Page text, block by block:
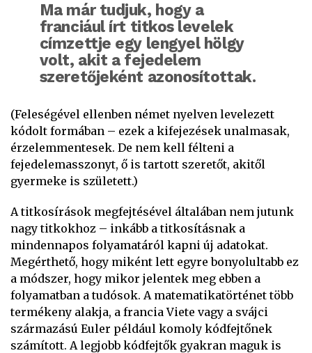
Ma már tudjuk, hogy a
franciául írt titkos levelek
címzettje egy lengyel hölgy
volt, akit a fejedelem
szeretőjeként azonosítottak.
(Feleségével ellenben német nyelven levelezett
kódolt formában – ezek a kifejezések unalmasak,
érzelemmentesek. De nem kell félteni a
fejedelemasszonyt, ő is tartott szeretőt, akitől
gyermeke is született.)
A titkosírások megfejtésével általában nem jutunk
nagy titkokhoz – inkább a titkosításnak a
mindennapos folyamatáról kapni új adatokat.
Megérthető, hogy miként lett egyre bonyolultabb ez
a módszer, hogy mikor jelentek meg ebben a
folyamatban a tudósok. A matematikatörténet több
termékeny alakja, a francia Viete vagy a svájci
származású Euler például komoly kódfejtőnek
számított. A legjobb kódfejtők gyakran maguk is